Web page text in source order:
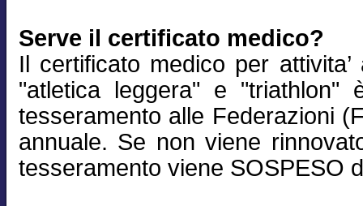
Serve il certificato medico?
Il certificato medico per
"atletica leggera" e "triathlon"
tesseramento alle Federazioni
annuale. Se non viene
tesseramento viene SOSPESO